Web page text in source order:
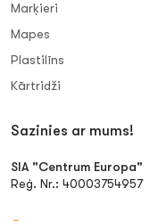
Marķieri
Mapes
Plastilīns
Kārtridži
Sazinies ar mums!
SIA "Centrum Europa"
Reģ. Nr.: 40003754957